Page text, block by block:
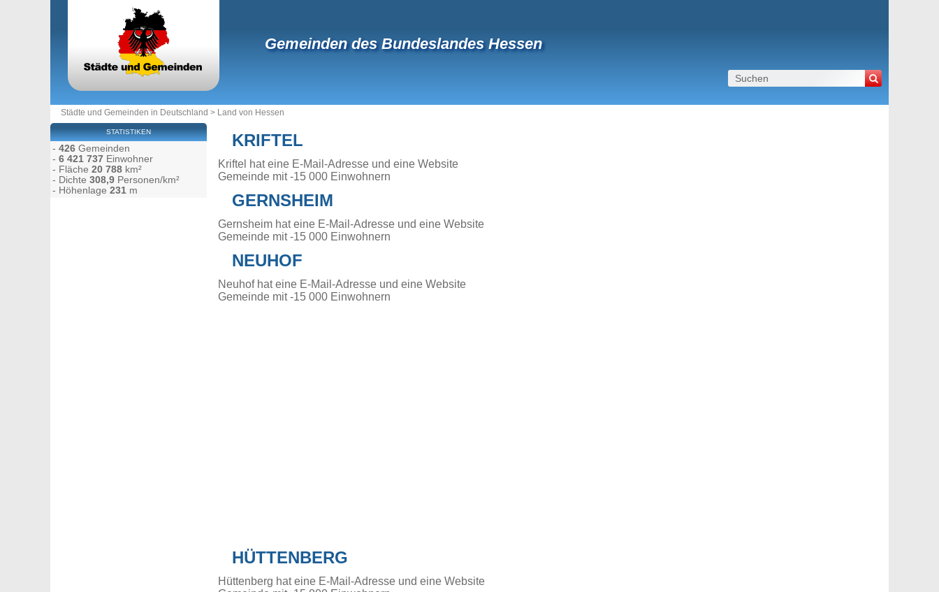
Gemeinden des Bundeslandes Hessen
Städte und Gemeinden in Deutschland > Land von Hessen
KRIFTEL
Kriftel hat eine E-Mail-Adresse und eine Website
Gemeinde mit -15 000 Einwohnern
GERNSHEIM
Gernsheim hat eine E-Mail-Adresse und eine Website
Gemeinde mit -15 000 Einwohnern
NEUHOF
Neuhof hat eine E-Mail-Adresse und eine Website
Gemeinde mit -15 000 Einwohnern
HÜTTENBERG
Hüttenberg hat eine E-Mail-Adresse und eine Website
STATISTIKEN
- 426 Gemeinden
- 6 421 737 Einwohner
- Fläche 20 788 km²
- Dichte 308,9 Personen/km²
- Höhenlage 231 m